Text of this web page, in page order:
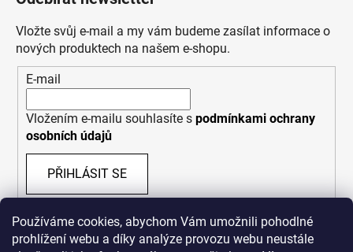
Používáme cookies, abychom Vám umožnili pohodlné
prohlížení webu a díky analýze provozu webu neustále
Vložte svůj e-mail a my vám budeme zasílat informace o
nových produktech na našem e-shopu.
E-mail
Vložením e-mailu souhlasíte s podmínkami ochrany
osobních údajů
PŘIHLÁSIT SE